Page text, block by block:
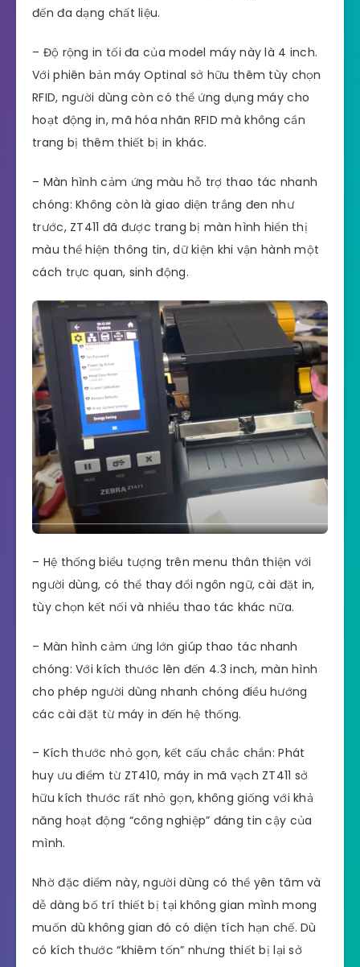
đến đa dạng chất liệu.
– Độ rộng in tối đa của model máy này là 4 inch.
Với phiên bản máy Optinal sở hữu thêm tùy chọn
RFID, người dùng còn có thể ứng dụng máy cho
hoạt động in, mã hóa nhãn RFID mà không cần
trang bị thêm thiết bị in khác.
– Màn hình cảm ứng màu hỗ trợ thao tác nhanh
chóng: Không còn là giao diện trắng đen như
trước, ZT411 đã được trang bị màn hình hiển thị
màu thể hiện thông tin, dữ kiện khi vận hành một
cách trực quan, sinh động.
– Hệ thống biểu tượng trên menu thân thiện với
người dùng, có thể thay đổi ngôn ngữ, cài đặt in,
tùy chọn kết nối và nhiều thao tác khác nữa.
– Màn hình cảm ứng lớn giúp thao tác nhanh
chóng: Với kích thước lên đến 4.3 inch, màn hình
cho phép người dùng nhanh chóng điều hướng
các cài đặt từ máy in đến hệ thống.
– Kích thước nhỏ gọn, kết cấu chắc chắn: Phát
huy ưu điểm từ ZT410, máy in mã vạch ZT411 sở
hữu kích thước rất nhỏ gọn, không giống với khả
năng hoạt động “công nghiệp” đáng tin cậy của
mình.
Nhờ đặc điểm này, người dùng có thể yên tâm và
dễ dàng bố trí thiết bị tại không gian mình mong
muốn dù không gian đó có diện tích hạn chế. Dù
có kích thước “khiêm tốn” nhưng thiết bị lại sở